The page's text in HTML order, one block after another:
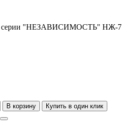
В корзину
Купить в один клик